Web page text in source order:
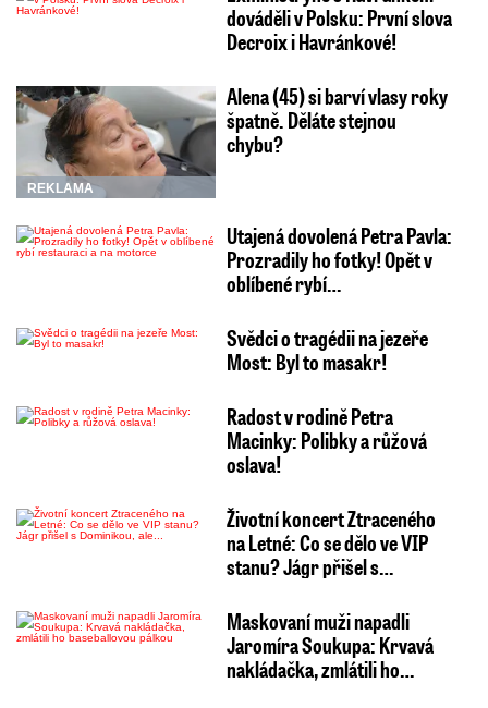
dováděli v Polsku: První slova
Decroix i Havránkové!
REKLAMA
Alena (45) si barví vlasy roky
špatně. Děláte stejnou
chybu?
Utajená dovolená Petra Pavla:
Prozradily ho fotky! Opět v
oblíbené rybí…
Svědci o tragédii na jezeře
Most: Byl to masakr!
Radost v rodině Petra
Macinky: Polibky a růžová
oslava!
Životní koncert Ztraceného
na Letné: Co se dělo ve VIP
stanu? Jágr přišel s…
Maskovaní muži napadli
Jaromíra Soukupa: Krvavá
nakládačka, zmlátili ho…